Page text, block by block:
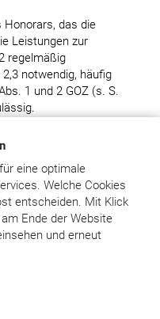
eine optimale
Welche Cookies
entscheiden. Mit Klick
Ende der Website
und erneut
Honorars, das die
Leistungen zur
regelmäßig
notwendig, häufig
1 und 2 GOZ (s. S.
Form Leistungen aus
wann eine
werden sollte, um eine
aktuellen Stand der